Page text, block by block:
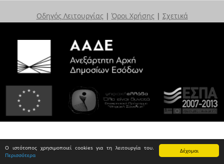
Δέχομαι
Ο ιστότοπος χρησιμοποιεί cookies για τη λειτουργία του.
Περισσότερα
Οδηγός Λειτουργίας | Όροι Χρήσης | Σχετικά